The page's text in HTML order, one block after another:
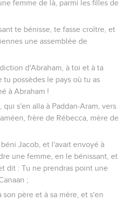
femme de là, parmi les filles de
te bénisse, te fasse croître, et
une assemblée de
d'Abraham, à toi et à ta
possèdes le pays où tu as
à Abraham !
qui s'en alla à Paddan-Aram, vers
frère de Rébecca, mère de
Jacob, et l'avait envoyé à
une femme, en le bénissant, et
dit : Tu ne prendras point une
;
père et à sa mère, et s'en